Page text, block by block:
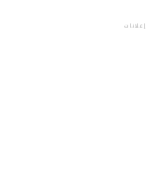
إعلانات